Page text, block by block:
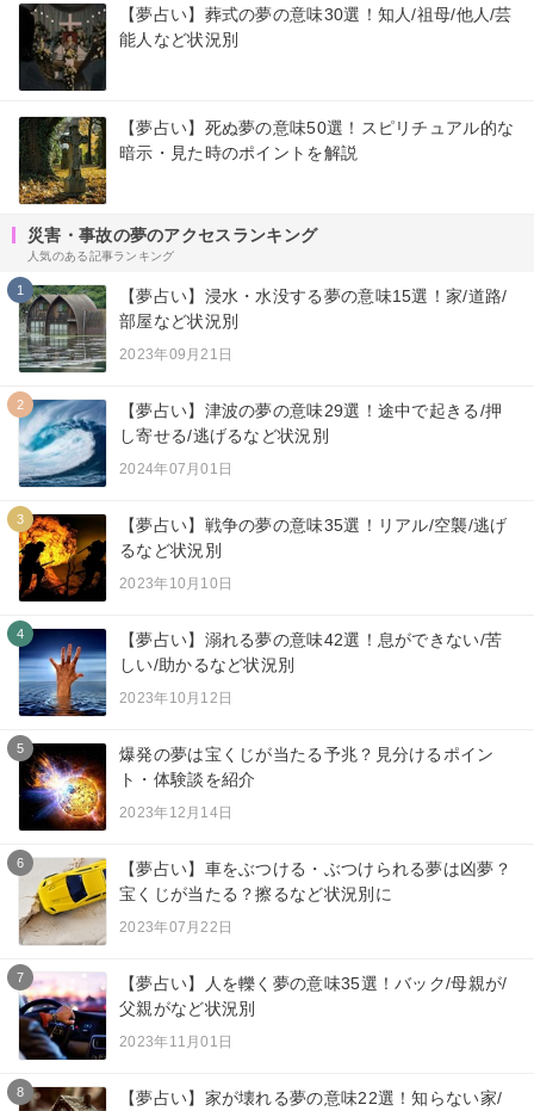
【夢占い】葬式の夢の意味30選！知人/祖母/他人/芸
能人など状況別
【夢占い】死ぬ夢の意味50選！スピリチュアル的な
暗示・見た時のポイントを解説
災害・事故の夢のアクセスランキング
人気のある記事ランキング
1
【夢占い】浸水・水没する夢の意味15選！家/道路/
部屋など状況別
2023年09月21日
2
【夢占い】津波の夢の意味29選！途中で起きる/押
し寄せる/逃げるなど状況別
2024年07月01日
3
【夢占い】戦争の夢の意味35選！リアル/空襲/逃げ
るなど状況別
2023年10月10日
4
【夢占い】溺れる夢の意味42選！息ができない/苦
しい/助かるなど状況別
2023年10月12日
5
爆発の夢は宝くじが当たる予兆？見分けるポイン
ト・体験談を紹介
2023年12月14日
6
【夢占い】車をぶつける・ぶつけられる夢は凶夢？
宝くじが当たる？擦るなど状況別に
2023年07月22日
7
【夢占い】人を轢く夢の意味35選！バック/母親が/
父親がなど状況別
2023年11月01日
8
【夢占い】家が壊れる夢の意味22選！知らない家/